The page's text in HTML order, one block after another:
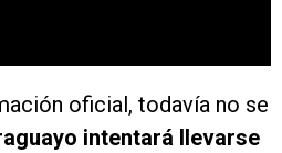
oficial, todavía no se
intentará llevarse